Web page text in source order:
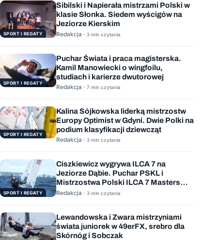
SPORT I REGATY
Sibilski i Napierała mistrzami Polski w
klasie Słonka. Siedem wyścigów na
Jeziorze Kierskim
Redakcja · 3 min czytania
SPORT I REGATY
Puchar Świata i praca magisterska.
Kamil Manowiecki o wingfoilu,
studiach i karierze dwutorowej
Redakcja · 7 min czytania
SPORT I REGATY
Kalina Sójkowska liderką mistrzostw
Europy Optimist w Gdyni. Dwie Polki na
podium klasyfikacji dziewcząt
Redakcja · 3 min czytania
SPORT I REGATY
Ciszkiewicz wygrywa ILCA 7 na
Jeziorze Dąbie. Puchar PSKL i
Mistrzostwa Polski ILCA 7 Masters
rozstrzygnięte
Redakcja · 3 min czytania
Lewandowska i Zwara mistrzyniami
świata juniorek w 49erFX, srebro dla
Skórnóg i Sobczak